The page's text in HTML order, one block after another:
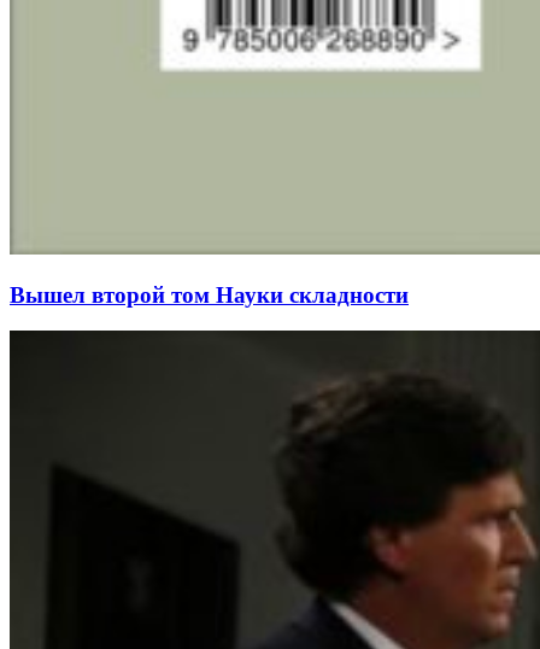
Вышел второй том Науки складности